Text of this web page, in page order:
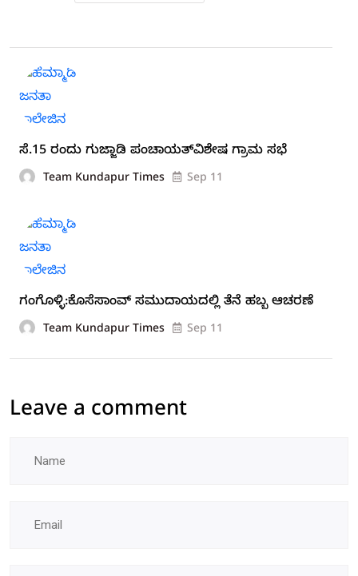
ಸೆ.15 ರಂದು ಗುಜ್ಜಾಡಿ ಪಂಚಾಯತ್‍ವಿಶೇಷ ಗ್ರಾಮ ಸಭೆ
Team Kundapur Times Sep 11
ಗಂಗೊಳ್ಳಿ:ಕೊಸೆಸಾಂವ್ ಸಮುದಾಯದಲ್ಲಿ ತೆನೆ ಹಬ್ಬ ಆಚರಣೆ
Team Kundapur Times Sep 11
Leave a comment